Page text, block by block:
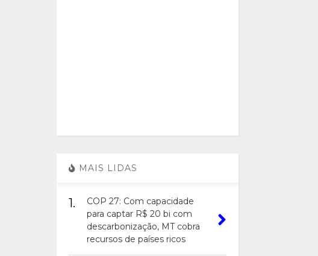
MAIS LIDAS
1.
COP 27: Com capacidade
para captar R$ 20 bi com
descarbonização, MT cobra
recursos de países ricos